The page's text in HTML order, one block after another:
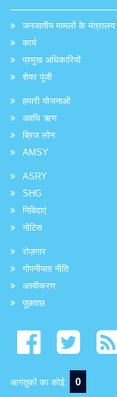
जनजातीय मामलों के मंत्रालय
कार्य
प्रमुख अधिकारियों
शेयर पूंजी
हमारी योजनाओं
अवधि ऋण
ब्रिज लोन
AMSY
ASRY
SHG
निविदाएं
नोटिस
रोज़गार
गोपनीयता नीति
अस्वीकरण
पूछताछ
आगंतुकों का कोई: 0